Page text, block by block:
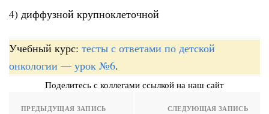
4) диффузной крупноклеточной
Учебный курс: тесты с ответами по детской
онкологии — урок №6.
Поделитесь с коллегами ссылкой на наш сайт
ПРЕДЫДУЩАЯ ЗАПИСЬ СЛЕДУЮЩАЯ ЗАПИСЬ